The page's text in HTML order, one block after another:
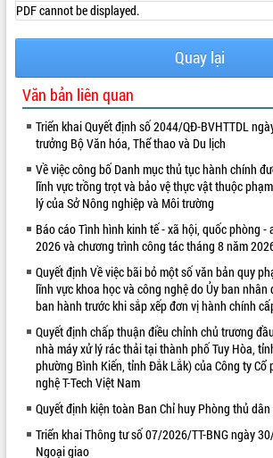
VIDEO
Loading the player...
Khám bệnh, cấp phát thuốc miễn phí
và tặng quà người dân xã Cư Pui
Hội nghị UBND tỉnh Đắk Lắk thường kỳ
tháng 7/2026
Lễ truy tặng danh hiệu “Bà Mẹ Việt
Nam Anh hùng” và trao Huân chương
Lao động
UBND tỉnh Đắk Lắk triển khai nhiệm
ALBUM ẢNH
PDF cannot be displayed.
Quay lại
Văn bản liên quan
Triển khai Quyết định số 2044/QĐ-BVHTTDL
trưởng Bộ Văn hóa, Thể thao và Du lịch
Về việc công bố Danh mục thủ tục hành chính
lĩnh vực trồng trọt và bảo vệ thực vật thuộc
lý của Sở Nông nghiệp và Môi trường
Báo cáo Tình hình kinh tế - xã hội, quốc phòng -
2026 và chương trình công tác tháng 8 năm
Quyết định Về việc bãi bỏ một số văn bản quy
lĩnh vực khoa học và công nghệ do Ủy ban
ban hành trước khi sắp xếp đơn vị hành chính
Quyết định chấp thuận điều chỉnh chủ trương
nhà máy xử lý rác thải tại thành phố Tuy Hòa,
phường Bình Kiến, tỉnh Đắk Lắk) của Công ty Cổ
nghệ T-Tech Việt Nam
Quyết định kiện toàn Ban Chỉ huy Phòng thủ
Triển khai Thông tư số 07/2026/TT-BNG ngày
Ngoại giao